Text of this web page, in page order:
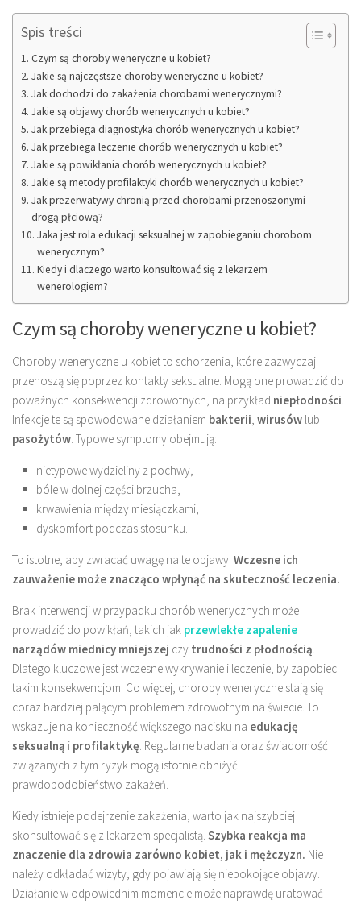
Spis treści
Czym są choroby weneryczne u kobiet?
Jakie są najczęstsze choroby weneryczne u kobiet?
Jak dochodzi do zakażenia chorobami wenerycznymi?
Jakie są objawy chorób wenerycznych u kobiet?
Jak przebiega diagnostyka chorób wenerycznych u kobiet?
Jak przebiega leczenie chorób wenerycznych u kobiet?
Jakie są powikłania chorób wenerycznych u kobiet?
Jakie są metody profilaktyki chorób wenerycznych u kobiet?
Jak prezerwatywy chronią przed chorobami przenoszonymi
drogą płciową?
Jaka jest rola edukacji seksualnej w zapobieganiu chorobom
wenerycznym?
Kiedy i dlaczego warto konsultować się z lekarzem
wenerologiem?
Czym są choroby weneryczne u kobiet?
Choroby weneryczne u kobiet to schorzenia, które zazwyczaj
przenoszą się poprzez kontakty seksualne. Mogą one prowadzić do
poważnych konsekwencji zdrowotnych, na przykład niepłodności.
Infekcje te są spowodowane działaniem bakterii, wirusów lub
pasożytów. Typowe symptomy obejmują:
nietypowe wydzieliny z pochwy,
bóle w dolnej części brzucha,
krwawienia między miesiączkami,
dyskomfort podczas stosunku.
To istotne, aby zwracać uwagę na te objawy. Wczesne ich
zauważenie może znacząco wpłynąć na skuteczność leczenia.
Brak interwencji w przypadku chorób wenerycznych może
prowadzić do powikłań, takich jak przewlekłe zapalenie
narządów miednicy mniejszej czy trudności z płodnością.
Dlatego kluczowe jest wczesne wykrywanie i leczenie, by zapobiec
takim konsekwencjom. Co więcej, choroby weneryczne stają się
coraz bardziej palącym problemem zdrowotnym na świecie. To
wskazuje na konieczność większego nacisku na edukację
seksualną i profilaktykę. Regularne badania oraz świadomość
związanych z tym ryzyk mogą istotnie obniżyć
prawdopodobieństwo zakażeń.
Kiedy istnieje podejrzenie zakażenia, warto jak najszybciej
skonsultować się z lekarzem specjalistą. Szybka reakcja ma
znaczenie dla zdrowia zarówno kobiet, jak i mężczyzn. Nie
należy odkładać wizyty, gdy pojawiają się niepokojące objawy.
Działanie w odpowiednim momencie może naprawdę uratować